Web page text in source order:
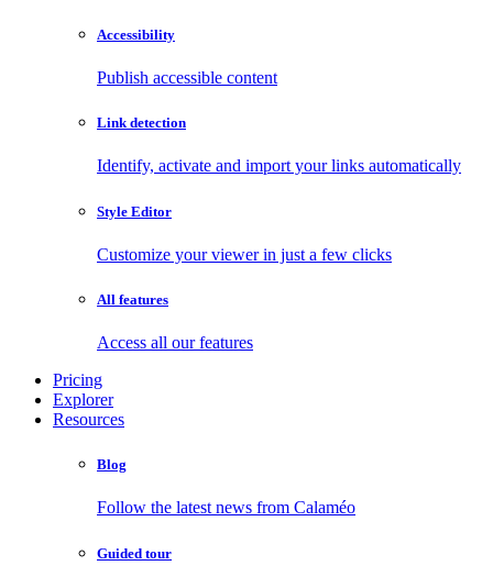
Accessibility
Publish accessible content
Link detection
Identify, activate and import your links automatically
Style Editor
Customize your viewer in just a few clicks
All features
Access all our features
Pricing
Explorer
Resources
Blog
Follow the latest news from Calaméo
Guided tour